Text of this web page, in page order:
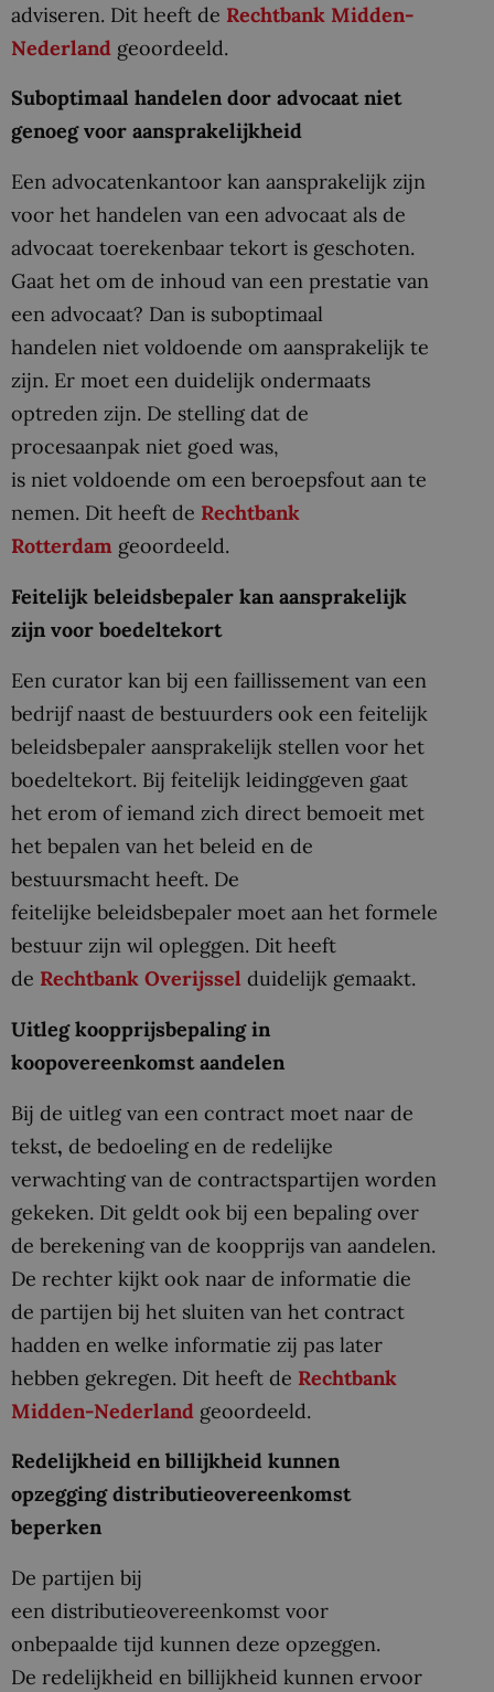
adviseren. Dit heeft de Rechtbank Midden-
Nederland geoordeeld.
Suboptimaal handelen door advocaat niet
genoeg voor aansprakelijkheid
Een advocatenkantoor kan aansprakelijk zijn
voor het handelen van een advocaat als de
advocaat toerekenbaar tekort is geschoten.
Gaat het om de inhoud van een prestatie van
een advocaat? Dan is suboptimaal
handelen niet voldoende om aansprakelijk te
zijn. Er moet een duidelijk ondermaats
optreden zijn. De stelling dat de
procesaanpak niet goed was,
is niet voldoende om een beroepsfout aan te
nemen. Dit heeft de Rechtbank
Rotterdam geoordeeld.
Feitelijk beleidsbepaler kan aansprakelijk
zijn voor boedeltekort
Een curator kan bij een faillissement van een
bedrijf naast de bestuurders ook een feitelijk
beleidsbepaler aansprakelijk stellen voor het
boedeltekort. Bij feitelijk leidinggeven gaat
het erom of iemand zich direct bemoeit met
het bepalen van het beleid en de
bestuursmacht heeft. De
feitelijke beleidsbepaler moet aan het formele
bestuur zijn wil opleggen. Dit heeft
de Rechtbank Overijssel duidelijk gemaakt.
Uitleg koopprijsbepaling in
koopovereenkomst aandelen
Bij de uitleg van een contract moet naar de
tekst, de bedoeling en de redelijke
verwachting van de contractspartijen worden
gekeken. Dit geldt ook bij een bepaling over
de berekening van de koopprijs van aandelen.
De rechter kijkt ook naar de informatie die
de partijen bij het sluiten van het contract
hadden en welke informatie zij pas later
hebben gekregen. Dit heeft de Rechtbank
Midden-Nederland geoordeeld.
Redelijkheid en billijkheid kunnen
opzegging distributieovereenkomst
beperken
De partijen bij
een distributieovereenkomst voor
onbepaalde tijd kunnen deze opzeggen.
De redelijkheid en billijkheid kunnen ervoor